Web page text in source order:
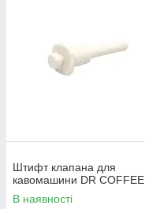
Штифт клапана для
кавомашини DR COFFEE
В наявності